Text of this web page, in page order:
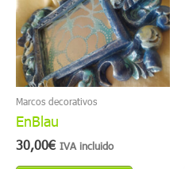
Marcos decorativos
EnBlau
30,00€ IVA incluido